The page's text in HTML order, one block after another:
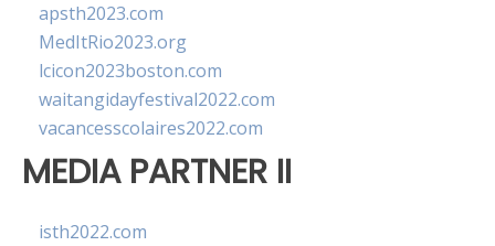
apsth2023.com
MedItRio2023.org
lcicon2023boston.com
waitangidayfestival2022.com
vacancesscolaires2022.com
MEDIA PARTNER II
isth2022.com